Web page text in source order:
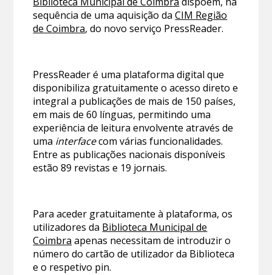
sequência de uma aquisição daCIM Região
de Coimbra, do novo serviço PressReader.
PressReader é uma plataforma digital que
disponibiliza gratuitamente o acesso direto e
integral a publicações de mais de 150 países,
em mais de 60 línguas, permitindo uma
experiência de leitura envolvente através de
uma interfacecom várias funcionalidades.
Entre as publicações nacionais disponíveis
estão 89 revistas e 19 jornais.
Para aceder gratuitamente à plataforma, os
utilizadores da Biblioteca Municipal de
Coimbra apenas necessitam de introduzir o
número do cartão de utilizador da Biblioteca
e o respetivo pin.